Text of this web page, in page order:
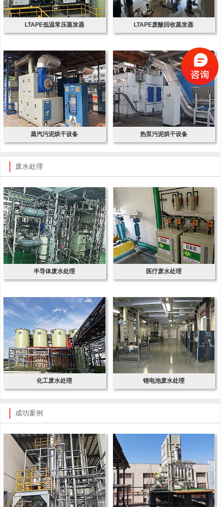
LTAPE低温常压蒸发器 LTAPE废酸回收蒸发器
蒸汽污泥烘干设备 热泵污泥烘干设备
废水处理
半导体废水处理 医疗废水处理
化工废水处理 锂电池废水处理
成功案例